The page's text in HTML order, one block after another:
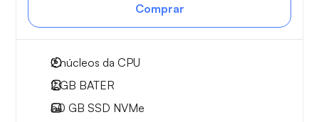
Comprar
2núcleos da CPU
2 GB BATER
50 GB SSD NVMe